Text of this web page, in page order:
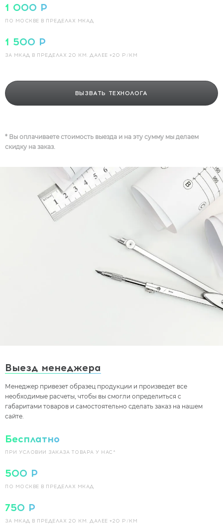
1 000 Р
ПО МОСКВЕ В ПРЕДЕЛАХ МКАД
1 500 Р
ЗА МКАД В ПРЕДЕЛАХ 20 КМ. ДАЛЕЕ +20 Р/КМ
ВЫЗВАТЬ ТЕХНОЛОГА
* Вы оплачиваете стоимость выезда и на эту сумму мы делаем
скидку на заказ.
Выезд менеджера
Менеджер привезет образец продукции и произведет все
необходимые расчеты, чтобы вы смогли определиться с
габаритами товаров и самостоятельно сделать заказ на нашем
сайте.
Бесплатно
ПРИ УСЛОВИИ ЗАКАЗА ТОВАРА У НАС*
500 Р
ПО МОСКВЕ В ПРЕДЕЛАХ МКАД
750 Р
ЗА МКАД В ПРЕДЕЛАХ 20 КМ. ДАЛЕЕ +20 Р/КМ